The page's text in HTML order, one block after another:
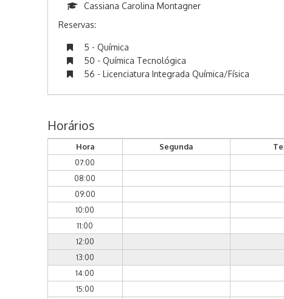
Cassiana Carolina Montagner
Reservas:
5 - Química
50 - Química Tecnológica
56 - Licenciatura Integrada Química/Física
Horários
Hora Segunda
07:00
08:00
09:00
10:00
11:00
12:00
13:00
14:00
15:00